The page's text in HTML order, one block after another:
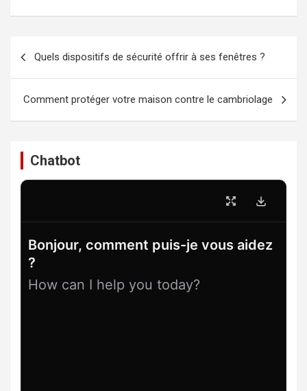
l’article
Quels dispositifs de sécurité offrir à ses fenêtres ?
Comment protéger votre maison contre le cambriolage
Chatbot
Bonjour, comment puis-je vous aidez
?
How can I help you today?